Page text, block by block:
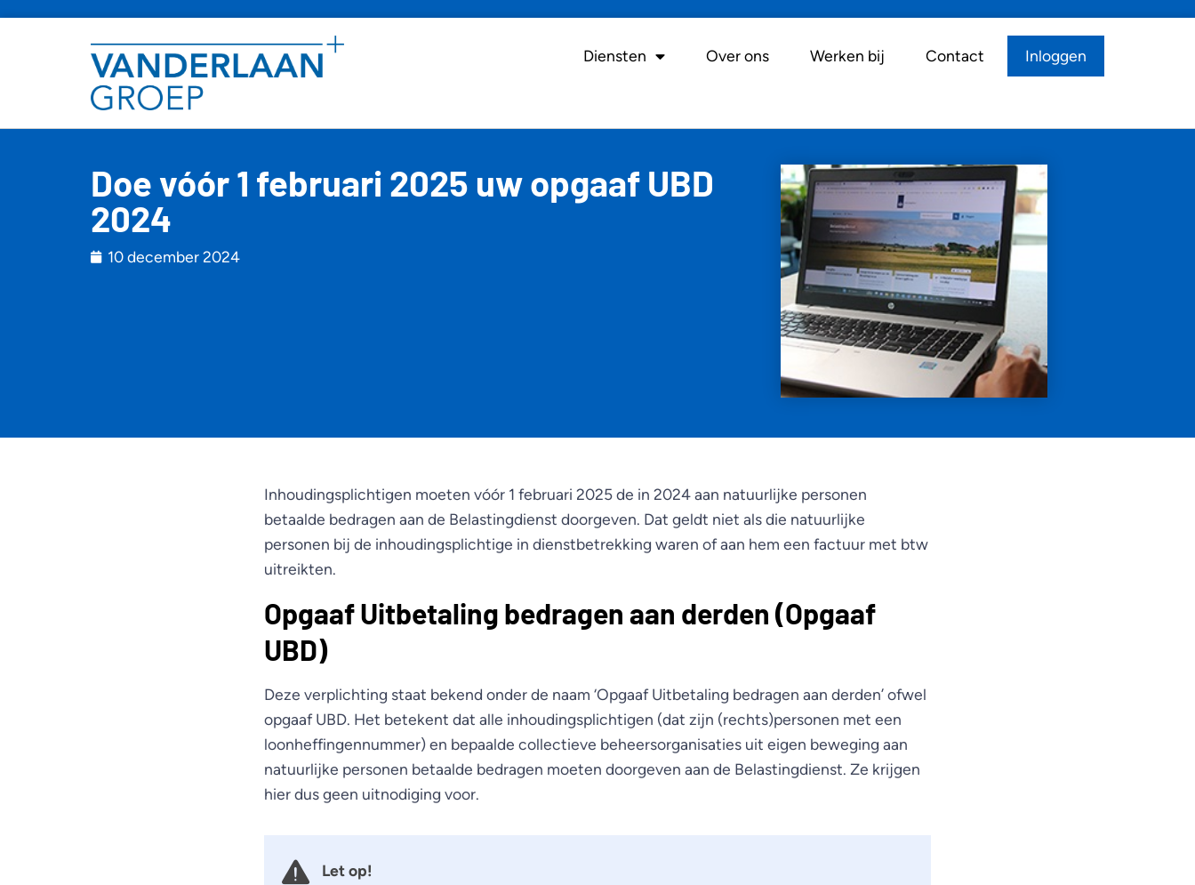
Diensten Over ons Werken bij Contact Inloggen
Doe vóór 1 februari 2025 uw opgaaf UBD
2024
10 december 2024
Inhoudingsplichtigen moeten vóór 1 februari 2025 de in 2024 aan natuurlijke personen
betaalde bedragen aan de Belastingdienst doorgeven. Dat geldt niet als die natuurlijke
personen bij de inhoudingsplichtige in dienstbetrekking waren of aan hem een factuur met btw
uitreikten.
Opgaaf Uitbetaling bedragen aan derden (Opgaaf
UBD)
Deze verplichting staat bekend onder de naam ‘Opgaaf Uitbetaling bedragen aan derden’ ofwel
opgaaf UBD. Het betekent dat alle inhoudingsplichtigen (dat zijn (rechts)personen met een
loonheffingennummer) en bepaalde collectieve beheersorganisaties uit eigen beweging aan
natuurlijke personen betaalde bedragen moeten doorgeven aan de Belastingdienst. Ze krijgen
hier dus geen uitnodiging voor.
Let op!